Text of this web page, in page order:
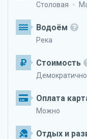
Столовая
Водоём
Река
Стоимость
Демократично
Оплата
Можно
Отдых и